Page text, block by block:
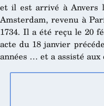
et il est arrivé à Anvers
Amsterdam, revenu à
1734. Il a été reçu le 20
acte du 18 janvier
années … et a assisté